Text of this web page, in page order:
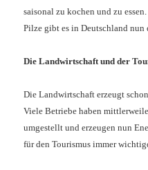
saisonal zu kochen und zu
Pilze gibt es in Deutschland nun
Die Landwirtschaft und der
Die Landwirtschaft erzeugt
Viele Betriebe haben
umgestellt und erzeugen nun
für den Tourismus immer